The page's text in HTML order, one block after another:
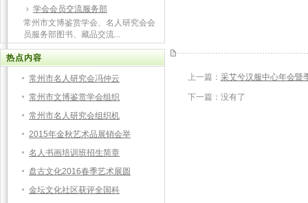
学会会员交流服务部
常州市文博鉴赏学会、名人研究会会
员服务部图书、藏品交流...
热点内容
常州市名人研究会冯仲云
常州市文博鉴赏学会组织
常州市名人研究会组织机
2015年金秋艺术品展销会举
名人书画培训班招生简章
盘古文化2016春季艺术展圆
金坛文化社区获评全国科
上一篇： 采艾兮汉服中心年会暨
下一篇：没有了